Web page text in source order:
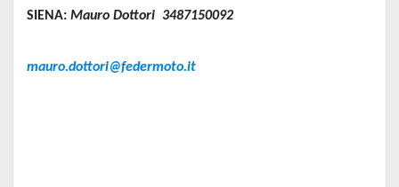
SIENA: Mauro Dottori 3487150092
mauro.dottori@federmoto.it